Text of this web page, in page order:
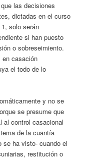
las decisiones
dictadas en el curso
solo serán
si han puesto
o sobreseimiento.
en casación
el todo de lo
y no se
se presume que
al control casacional
de la cuantía
se ha visto- cuando el
restitución o